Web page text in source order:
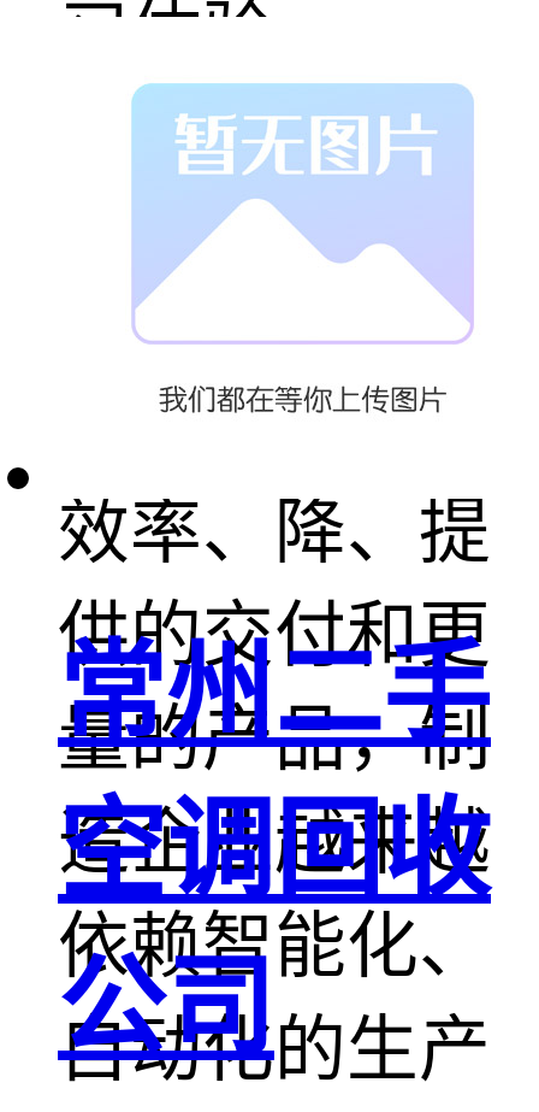
习体验。
智慧生产物流
规划仿真系统
为了提高生产
效率、降、提
供的交付和更
量的产品，制
造企业越来越
依赖智能化、
自动化的生产
常州二手
空调回收
公司